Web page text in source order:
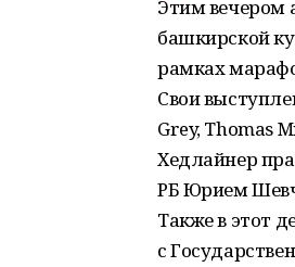
Этим
башкирской
рамках
Свои
Grey, Thomas
Хедлайнер
РБ Юрием
Также в этот
с